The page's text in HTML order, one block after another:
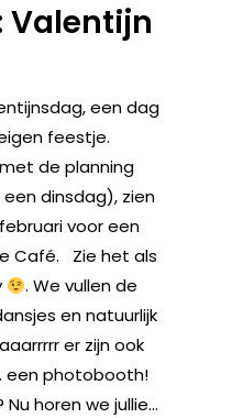
Valentijn
een dag
feestje.
de planning
dinsdag), zien
voor een
Café. Zie het als
. We vullen de
en natuurlijk
er zijn ook
een photobooth!
horen we jullie...